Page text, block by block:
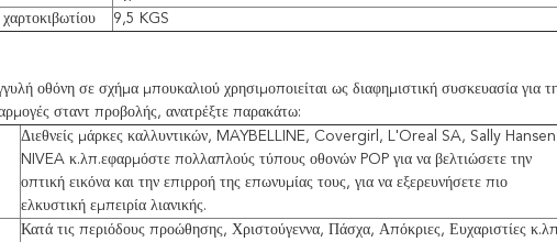
9,5 KGS
οθόνη σε σχήμα μπουκαλιού χρησιμοποιείται ως διαφημιστική συσκευασία για
σταντ προβολής, ανατρέξτε παρακάτω:
Διεθνείς μάρκες καλλυντικών, MAYBELLINE, Covergirl, L'Oreal SA, Sally
NIVEA κ.λπ.εφαρμόστε πολλαπλούς τύπους οθονών POP για να βελτιώσετε την
οπτική εικόνα και την επιρροή της επωνυμίας τους, για να εξερευνήσετε πιο
ελκυστική εμπειρία λιανικής.
Κατά τις περιόδους προώθησης, Χριστούγεννα, Πάσχα, Απόκριες, Ευχαριστίες